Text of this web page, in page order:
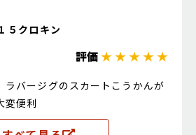
５クロキン
評価★ ★ ★ ★ ★
ラバージグのスカートこうかんが
変便利